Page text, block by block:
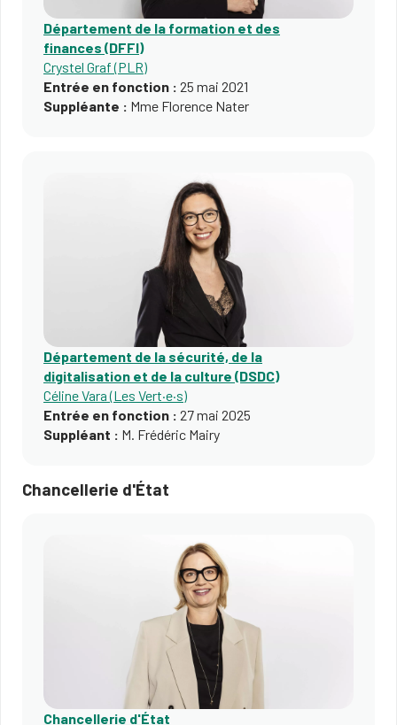
Département de la formation et des
finances (DFFI)
Crystel Graf (PLR)
Entrée en fonction : 25 mai 2021
Suppléante : Mme Florence Nater
Département de la sécurité, de la
digitalisation et de la culture (DSDC)
Céline Vara (Les Vert·e·s)​
Entrée en fonction : 27 mai 2025
Suppléant : M. Frédéric Mairy
Chancellerie d'État
Chancellerie d'État